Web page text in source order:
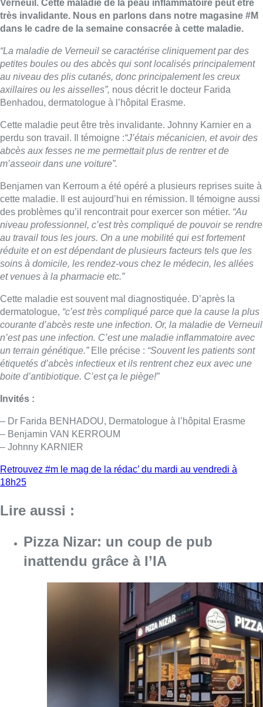
m’asseoir dans une voiture”.
Benjamen van Kerroum a été opéré a plusieurs reprises suite à
des problèmes qu’il rencontrait pour exercer son métier. “Au
niveau professionnel, c’est très compliqué de pouvoir se rendre
au travail tous les jours. On a une mobilité qui est fortement
réduite et on est dépendant de plusieurs facteurs tels que les
soins à domicile, les rendez-vous chez le médecin, les allées
et venues à la pharmacie etc.”
Cette maladie est souvent mal diagnostiquée. D’après la
dermatologue,“c’est très compliqué parce que la cause la plus
courante d’abcès reste une infection. Or, la maladie de Verneuil
n’est pas une infection. C’est une maladie inflammatoire avec
un terrain génétique.”
Elle précise :
“Souvent les patients sont
étiquetés d’abcès infectieux et ils rentrent chez eux avec une
boite d’antibiotique. C’est ça le piège!”
Invités :
– Dr Farida BENHADOU, Dermatologue à l’hôpital Erasme
– Benjamin VAN KERROUM
Retrouvez #m le mag de la rédac’ du mardi au vendredi à
18h25
Lire aussi :
Pizza Nizar: un coup de pub
inattendu grâce à l’IA
Consulter l'article "Pizza Nizar: un coup de
Foire du Midi: les visiteurs au
rendez-vous grâce à la météo